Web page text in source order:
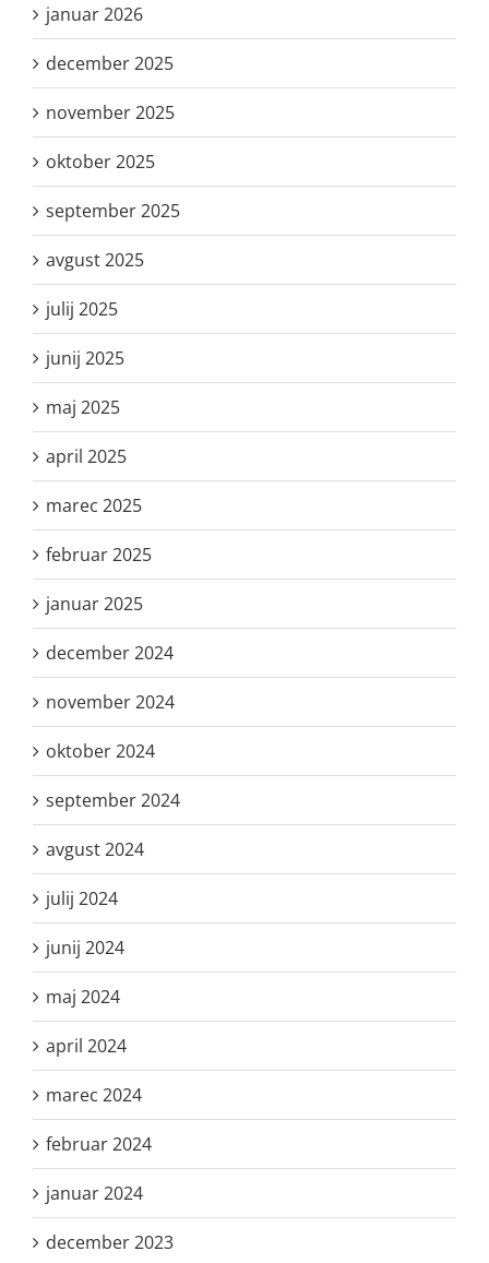
januar 2026
december 2025
november 2025
oktober 2025
september 2025
avgust 2025
julij 2025
junij 2025
maj 2025
april 2025
marec 2025
februar 2025
januar 2025
december 2024
november 2024
oktober 2024
september 2024
avgust 2024
julij 2024
junij 2024
maj 2024
april 2024
marec 2024
februar 2024
januar 2024
december 2023